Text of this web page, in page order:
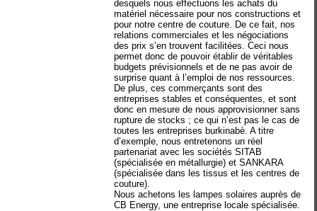
desquels nous effectuons les achats du
matériel nécessaire pour nos constructions et
pour notre centre de couture. De ce fait, nos
relations commerciales et les négociations
des prix s’en trouvent facilitées. Ceci nous
permet donc de pouvoir établir de véritables
budgets prévisionnels et de ne pas avoir de
surprise quant à l’emploi de nos ressources.
De plus, ces commerçants sont des
entreprises stables et conséquentes, et sont
donc en mesure de nous approvisionner sans
rupture de stocks ; ce qui n’est pas le cas de
toutes les entreprises burkinabè. A titre
d’exemple, nous entretenons un réel
partenariat avec les sociétés SITAB
(spécialisée en métallurgie) et SANKARA
(spécialisée dans les tissus et les centres de
couture).
Nous achetons les lampes solaires auprès de
CB Energy, une entreprise locale spécialisée.